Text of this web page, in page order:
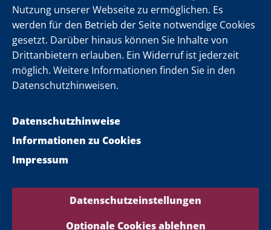
Nutzung unserer Webseite zu ermöglichen. Es
werden für den Betrieb der Seite notwendige Cookies
gesetzt. Darüber hinaus können Sie Inhalte von
Drittanbietern erlauben. Ein Widerruf ist jederzeit
möglich. Weitere Informationen finden Sie in den
Datenschutzhinweisen.
Datenschutzhinweise
Impressum
Informationen zu Cookies
Datenschutzeinstellungen
Optionale Cookies ablehnen
Folgen Sie uns